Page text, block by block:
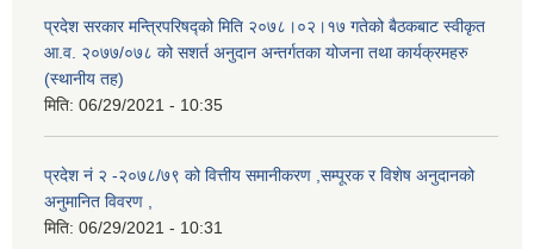
प्रदेश सरकार मन्त्रिपरिषद्को मिति २०७८।०२।१७ गतेको बैठकबाट स्वीकृत
आ.व. २०७७/०७८ को सशर्त अनुदान अन्तर्गतका योजना तथा कार्यक्रमहरु
(स्थानीय तह)
मिति: 06/29/2021 - 10:35
प्रदेश नं २ -२०७८/७९ को वित्तीय समानीकरण ,सम्पूरक र विशेष अनुदानको
अनुमानित विवरण ,
मिति: 06/29/2021 - 10:31